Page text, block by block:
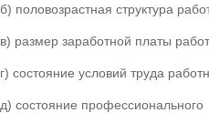
б) половозрастная структура
в) размер заработной платы
г) состояние условий труда
д) состояние профессионального